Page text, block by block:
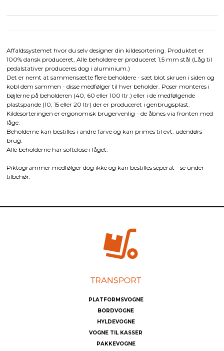
Affaldssystemet hvor du selv designer din kildesortering. Produktet er
100% dansk produceret, Alle beholdere er produceret 1,5 mm stål (Låg til
pedalstativer produceres dog i aluminium.)
Det er nemt at sammensætte flere beholdere - sæt blot skruen i siden og
kobl dem sammen - disse medfølger til hver beholder. Poser monteres i
bøjlerne på beholderen (40, 60 eller 100 ltr.) eller i de medfølgende
plastspande (10, 15 eller 20 ltr) der er produceret i genbrugsplast.
Kildesorteringen er ergonomisk brugervenlig - de åbnes via fronten med
låge.
Beholderne kan bestilles i andre farve og kan primes til evt. udendørs
brug.
Alle beholderne har softclose i låget.
Piktogrammer medfølger dog ikke og kan bestilles seperat - se under
tilbehør.
PLATFORMSVOGNE
BORDVOGNE
HYLDEVOGNE
VOGNE TIL KASSER
PAKKEVOGNE